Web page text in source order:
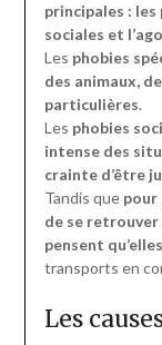
principales : les
sociales et
Les phobies
des animaux,
particulières.
Les phobies
intense des
crainte d’être
Tandis que pour
de se retrouver
pensent
transports en
Les